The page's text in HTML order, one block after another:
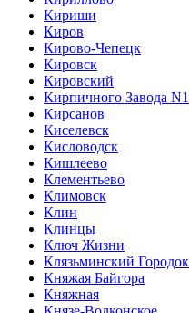
Кириши
Киров
Кирово-Чепецк
Кировск
Кировский
Кирпичного Завода N1
Кирсанов
Киселевск
Кисловодск
Кишлеево
Клементьево
Климовск
Клин
Клинцы
Ключ Жизни
Клязьминский Городок
Княжая Байгора
Княжная